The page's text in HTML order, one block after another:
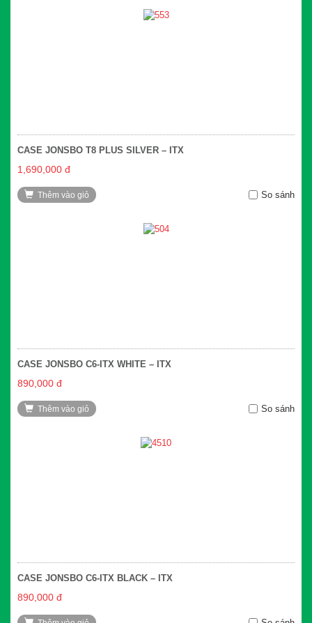
CASE JONSBO T8 PLUS SILVER – ITX
1,690,000 đ
Thêm vào giỏ So sánh
CASE JONSBO C6-ITX WHITE – ITX
890,000 đ
Thêm vào giỏ So sánh
CASE JONSBO C6-ITX BLACK – ITX
890,000 đ